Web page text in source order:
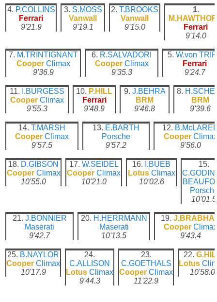
4. P.COLLINS
Ferrari
9'21.9
3. S.MOSS
Vanwall
9'19.1
2. T.BROOKS
Vanwall
9'15.0
1.
Ferrari
9'14.0
7. M.TRINTIGNANT
Cooper Climax
9'36.9
6. R.SALVADORI
Cooper Climax
9'35.3
5. W.von
Ferrari
9'24.7
11. I.BURGESS
Cooper Climax
9'55.3
10. P.HILL
Ferrari
9'48.9
9. J.BEHRA
BRM
9'46.8
8.
BRM
9'39.6
14. T.MARSH
Cooper Climax
9'57.5
13. E.BARTH
Porsche
9'57.2
12.
Cooper Climax
9'56.0
18. D.GIBSON
Cooper Climax
10'55.0
17. W.SEIDEL
Cooper Climax
10'21.0
16. I.BUEB
Lotus Climax
10'02.6
15.
C.GODIN
10'01.5
21. J.BONNIER
Maserati
9'42.7
20. H.HERRMANN
Maserati
10'13.5
19.
Cooper Climax
9'43.4
25. B.NAYLOR
Cooper Climax
10'17.9
24.
C.ALLISON
Lotus Climax
9'44.3
23.
C.GOETHALS
Cooper Climax
11'22.9
22.
Lotus
10'58.0